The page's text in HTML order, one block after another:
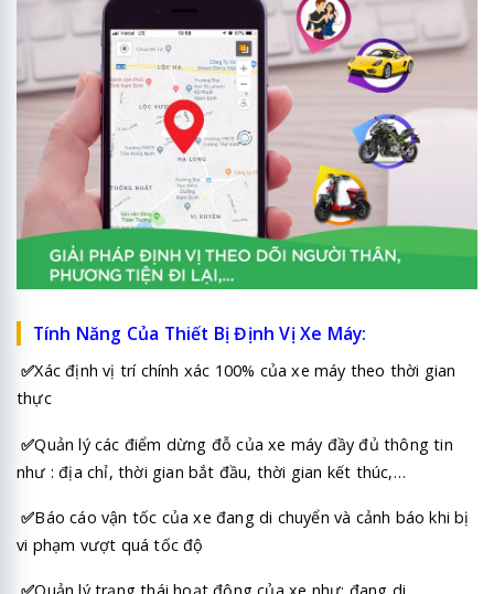
Tính Năng Của Thiết Bị Định Vị Xe Máy:
✅Xác định vị trí chính xác 100% của xe máy theo thời gian
thực
✅Quản lý các điểm dừng đỗ củaxe máy đầy đủ thông tin
như : địa chỉ, thời gian bắt đầu, thời gian kết thúc,…
✅Báo cáo vận tốc của xe đang di chuyển và cảnh báo khi bị
vi phạm vượt quá tốc độ